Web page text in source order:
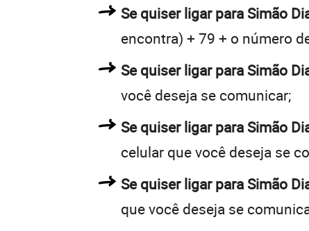
Se quiser ligar para Simão
encontra) + 79 + o número
Se quiser ligar para Simão
você deseja se comunicar;
Se quiser ligar para Simão
celular que você deseja se
Se quiser ligar para Simão
que você deseja se